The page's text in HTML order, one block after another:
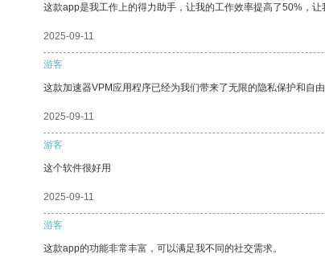
这款app是我工作上的得力助手，让我的工作效率提高了50%，让
2025-09-11
游客
这款加速器VPM应用程序已经为我们带来了无限的隐私保护和自由
2025-09-11
游客
这个软件很好用
2025-09-11
游客
这款app的功能非常丰富，可以满足我不同的社交需求。